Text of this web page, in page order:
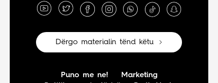
Dërgo materialin tënd këtu
Puno me ne!
Marketing